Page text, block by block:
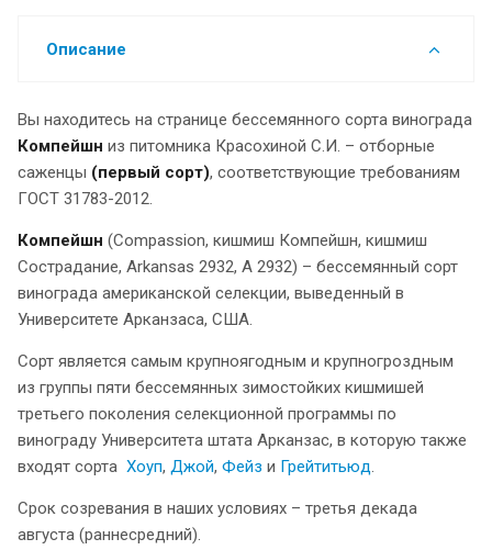
Описание
Вы находитесь на странице бессемянного сорта винограда
Компейшн из питомника Красохиной С.И. – отборные
саженцы (первый сорт), соответствующие требованиям
ГОСТ 31783-2012.
Компейшн (Compassion, кишмиш Компейшн, кишмиш
Сострадание, Arkansas 2932, A 2932) – бессемянный сорт
винограда американской селекции, выведенный в
Университете Арканзаса, США.
Сорт является самым крупноягодным и крупногроздным
из группы пяти бессемянных зимостойких кишмишей
третьего поколения селекционной программы по
винограду Университета штата Арканзас, в которую также
входят сорта Хоуп, Джой, Фейз и Грейтитьюд.
Срок созревания в наших условиях – третья декада
августа (раннесредний).